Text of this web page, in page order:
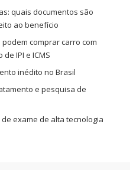
quais documentos são
ao benefício
comprar carro com
IPI e ICMS
inédito no Brasil
e pesquisa de
exame de alta tecnologia